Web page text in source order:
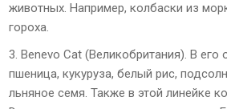
животных. Например, колбаски из
гороха.
3. Benevo Cat (Великобритания). В его
пшеница, кукуруза, белый рис,
льняное семя. Также в этой линейке